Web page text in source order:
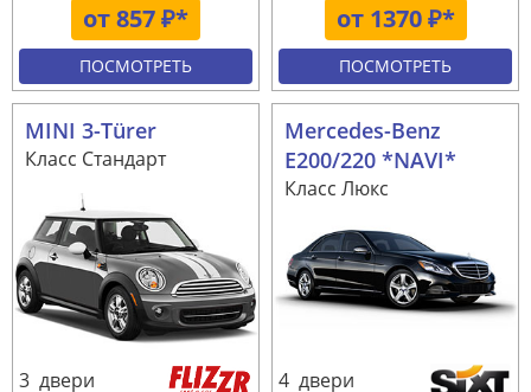
от 857 ₽*
ПОСМОТРЕТЬ
от 1370 ₽*
ПОСМОТРЕТЬ
MINI 3-Türer
Класс Стандарт
3 двери
Mercedes-Benz
E200/220 *NAVI*
Класс Люкс
4 двери